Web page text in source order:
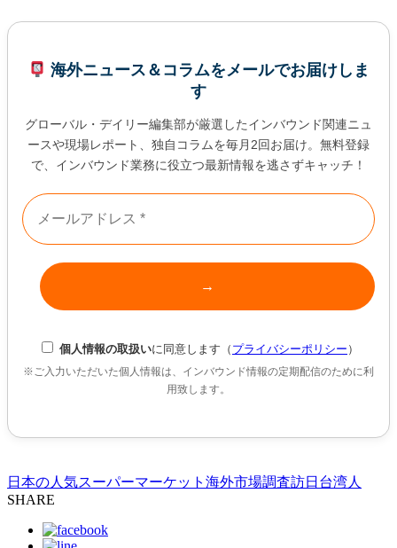
海外ニュース＆コラムをメールでお届けしま
す
グローバル・デイリー編集部が厳選したインバウンド関連ニュ
ースや現場レポート、独自コラムを毎月2回お届け。無料登録
で、インバウンド業務に役立つ最新情報を逃さずキャッチ！
個人情報の取扱いに同意します（ プライバシーポリシー ）
※ご入力いただいた個人情報は、インバウンド情報の定期配信のために利
用致します。
日本の人気スーパーマーケット 海外市場調査訪日台湾人
SHARE